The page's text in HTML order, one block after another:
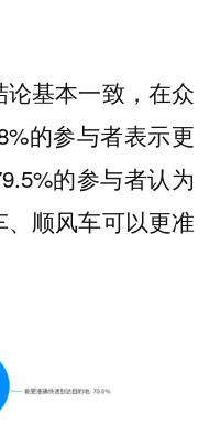
基本一致，在众
的参与者表示更
的参与者认为
顺风车可以更准